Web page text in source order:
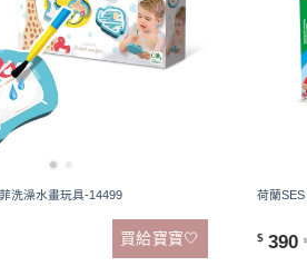
洗澡水畫玩具-14499
買給寶寶🤍
荷蘭
$ 390 $